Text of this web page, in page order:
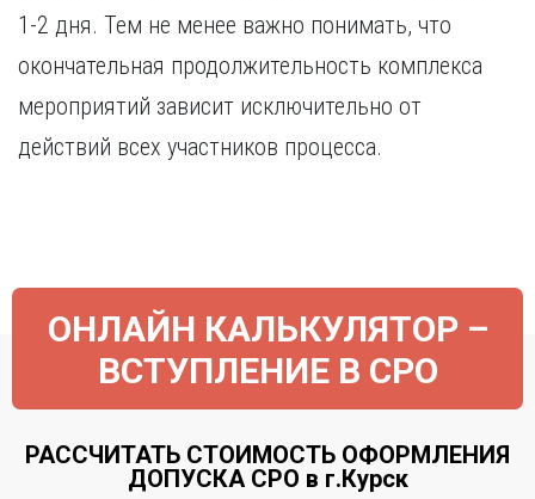
Махачкала
Набережные Челны
Нижний Новгород
Чита
Я
1-2 дня. Тем не менее важно понимать, что
окончательная продолжительность комплекса
мероприятий зависит исключительно от
действий всех участников процесса.
ОНЛАЙН КАЛЬКУЛЯТОР –
ВСТУПЛЕНИЕ В СРО
РАССЧИТАТЬ СТОИМОСТЬ ОФОРМЛЕНИЯ
ДОПУСКА СРО в г.Курск